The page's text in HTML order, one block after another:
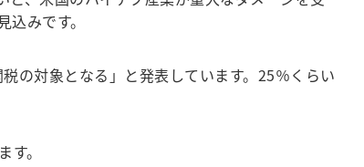
みです。
の対象となる」と発表しています。25％くらい
。